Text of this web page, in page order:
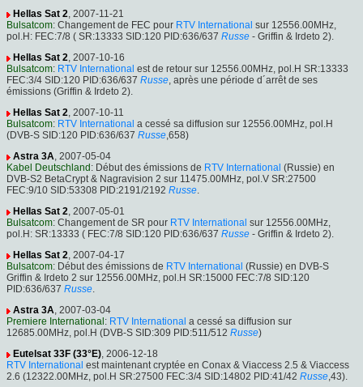
Hellas Sat 2, 2007-11-21
Bulsatcom: Changement de FEC pour RTV International sur 12556.00MHz,
pol.H: FEC:7/8 ( SR:13333 SID:120 PID:636/637 Russe - Griffin & Irdeto 2).
Hellas Sat 2, 2007-10-16
Bulsatcom: RTV International est de retour sur 12556.00MHz, pol.H SR:13333
FEC:3/4 SID:120 PID:636/637 Russe, après une période d´arrêt de ses
émissions (Griffin & Irdeto 2).
Hellas Sat 2, 2007-10-11
Bulsatcom: RTV International a cessé sa diffusion sur 12556.00MHz, pol.H
(DVB-S SID:120 PID:636/637 Russe,658)
Astra 3A, 2007-05-04
Kabel Deutschland : Début des émissions de RTV International (Russie) en
DVB-S2 BetaCrypt & Nagravision 2 sur 11475.00MHz, pol.V SR:27500
FEC:9/10 SID:53308 PID:2191/2192 Russe.
Hellas Sat 2, 2007-05-01
Bulsatcom: Changement de SR pour RTV International sur 12556.00MHz,
pol.H: SR:13333 ( FEC:7/8 SID:120 PID:636/637 Russe - Griffin & Irdeto 2).
Hellas Sat 2, 2007-04-17
Bulsatcom: Début des émissions de RTV International (Russie) en DVB-S
Griffin & Irdeto 2 sur 12556.00MHz, pol.H SR:15000 FEC:7/8 SID:120
PID:636/637 Russe.
Astra 3A, 2007-03-04
Premiere International : RTV International a cessé sa diffusion sur
12685.00MHz, pol.H (DVB-S SID:309 PID:511/512 Russe)
Eutelsat 33F (33°E), 2006-12-18
RTV International est maintenant cryptée en Conax & Viaccess 2.5 & Viaccess
2.6 (12322.00MHz, pol.H SR:27500 FEC:3/4 SID:14802 PID:41/42 Russe,43).